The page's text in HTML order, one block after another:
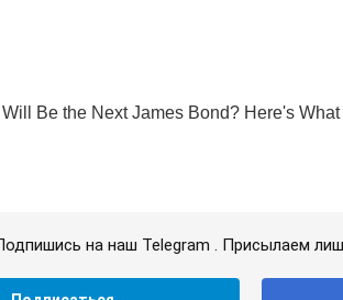
на наш Telegram . Присылаем